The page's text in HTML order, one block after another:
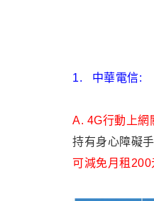
1. 中華電信:
A. 4G行動上網
持有身心障礙
可減免月租200